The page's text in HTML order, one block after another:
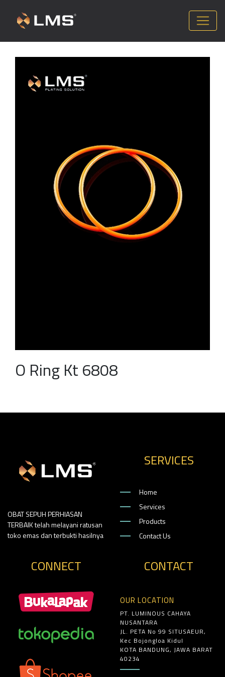
O Ring Kt 6808
OBAT SEPUH PERHIASAN
TERBAIK telah melayani ratusan
toko emas dan terbukti hasilnya
SERVICES
Home
Services
Products
Contact Us
CONNECT CONTACT
OUR LOCATION
PT. LUMINOUS CAHAYA
NUSANTARA
JL. PETA No 99 SITUSAEUR,
Kec Bojongloa Kidul
KOTA BANDUNG, JAWA BARAT
40234